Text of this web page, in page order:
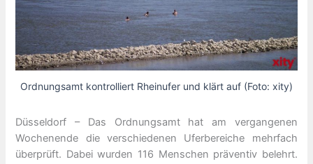
Ordnungsamt kontrolliert Rheinufer und klärt auf (Foto: xity)
Düsseldorf – Das Ordnungsamt hat am vergangenen
Wochenende die verschiedenen Uferbereiche mehrfach
überprüft. Dabei wurden 116 Menschen präventiv belehrt.